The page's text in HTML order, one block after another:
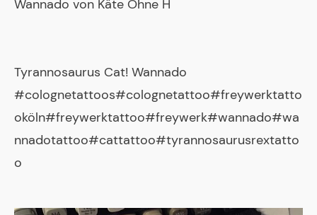
Wannado von Käte Ohne H
Tyrannosaurus Cat! Wannado
#colognetattoos#colognetattoo#freywerktatto
oköln#freywerktattoo#freywerk#wannado#wa
nnadotattoo#cattattoo#tyrannosaurusrextatto
o